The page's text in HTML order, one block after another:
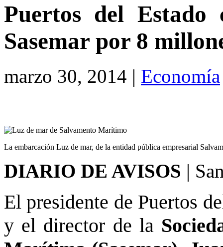
Puertos del
Sasemar por 8
marzo 30, 2014 | Economía
La embarcación Luz de mar, de la entidad pública empresarial
DIARIO DE AVISOS |
El presidente de Puertos
y el director de la